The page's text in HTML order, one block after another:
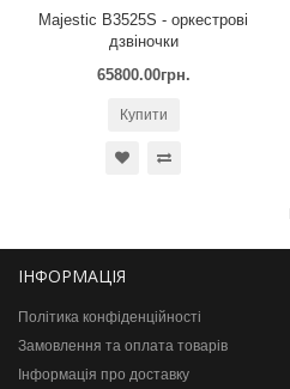
Majestic B3525S - оркестрові
дзвіночки
65800.00грн.
Купити
ІНФОРМАЦІЯ
Політика конфіденційності
Замовлення та оплата товарів
Інформація про доставку